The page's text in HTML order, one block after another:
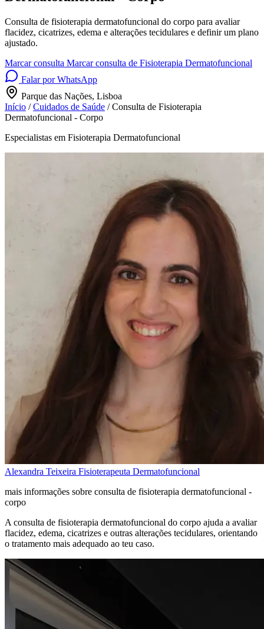
Consulta de fisioterapia dermatofuncional do corpo para avaliar
flacidez, cicatrizes, edema e alterações tecidulares e definir um plano
ajustado.
Marcar consulta Marcar consulta de Fisioterapia Dermatofuncional
Falar por WhatsApp
Parque das Nações, Lisboa
Início / Cuidados de Saúde / Consulta de Fisioterapia
Dermatofuncional - Corpo
Especialistas em Fisioterapia Dermatofuncional
Alexandra Teixeira Fisioterapeuta Dermatofuncional
mais informações sobre consulta de fisioterapia dermatofuncional -
corpo
A consulta de fisioterapia dermatofuncional do corpo ajuda a avaliar
flacidez, edema, cicatrizes e outras alterações tecidulares, orientando
o tratamento mais adequado ao teu caso.